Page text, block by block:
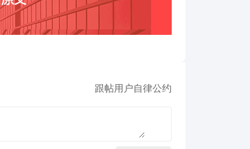
跟帖用户自律公约